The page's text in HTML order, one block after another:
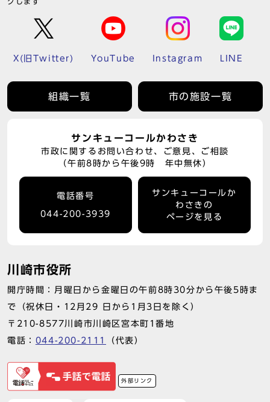
X(旧Twitter) YouTube Instagram LINE
組織一覧 市の施設一覧
サンキューコールかわさき
市政に関するお問い合わせ、ご意見、ご相談
（午前8時から午後9時 年中無休）
電話番号
044-200-3939
サンキューコールか
わさきの
ページを見る
川崎市役所
開庁時間：月曜日から金曜日の午前8時30分から午後5時ま
で（祝休日・12月29 日から1月3日を除く）
〒210-8577川崎市川崎区宮本町1番地
電話： 044-200-2111 （代表）
外部リンク